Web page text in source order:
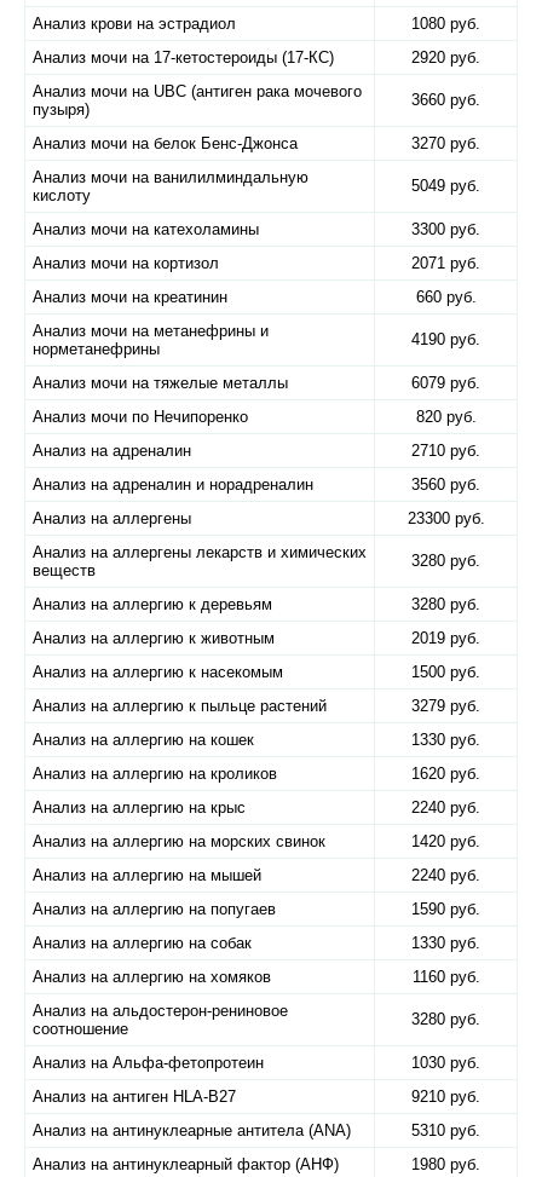
Анализ крови на эстрадиол
1080 руб.
Анализ мочи на 17-кетостероиды (17-КС)
2920 руб.
Анализ мочи на UBC (антиген рака мочевого
пузыря)
3660 руб.
Анализ мочи на белок Бенс-Джонса
3270 руб.
Анализ мочи на ванилилминдальную
кислоту
5049 руб.
Анализ мочи на катехоламины
3300 руб.
Анализ мочи на кортизол
2071 руб.
Анализ мочи на креатинин
660 руб.
Анализ мочи на метанефрины и
норметанефрины
4190 руб.
Анализ мочи на тяжелые металлы
6079 руб.
Анализ мочи по Нечипоренко
820 руб.
Анализ на адреналин
2710 руб.
Анализ на адреналин и норадреналин
3560 руб.
Анализ на аллергены
23300 руб.
Анализ на аллергены лекарств и химических
веществ
3280 руб.
Анализ на аллергию к деревьям
3280 руб.
Анализ на аллергию к животным
2019 руб.
Анализ на аллергию к насекомым
1500 руб.
Анализ на аллергию к пыльце растений
3279 руб.
Анализ на аллергию на кошек
1330 руб.
Анализ на аллергию на кроликов
1620 руб.
Анализ на аллергию на крыс
2240 руб.
Анализ на аллергию на морских свинок
1420 руб.
Анализ на аллергию на мышей
2240 руб.
Анализ на аллергию на попугаев
1590 руб.
Анализ на аллергию на собак
1330 руб.
Анализ на аллергию на хомяков
1160 руб.
Анализ на альдостерон-рениновое
соотношение
3280 руб.
Анализ на Альфа-фетопротеин
1030 руб.
Анализ на антиген HLA-B27
9210 руб.
Анализ на антинуклеарные антитела (ANA)
5310 руб.
Анализ на антинуклеарный фактор (АНФ)
1980 руб.